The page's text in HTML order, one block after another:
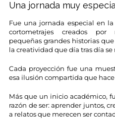
Una jornada muy
Fue una jornada especial en
cortometrajes creados por
pequeñas grandes historias
la creatividad que día tras día se
Cada proyección fue una
esa ilusión compartida que
Más que un inicio académico,
razón de ser: aprender juntos,
a relatos que merecen ser